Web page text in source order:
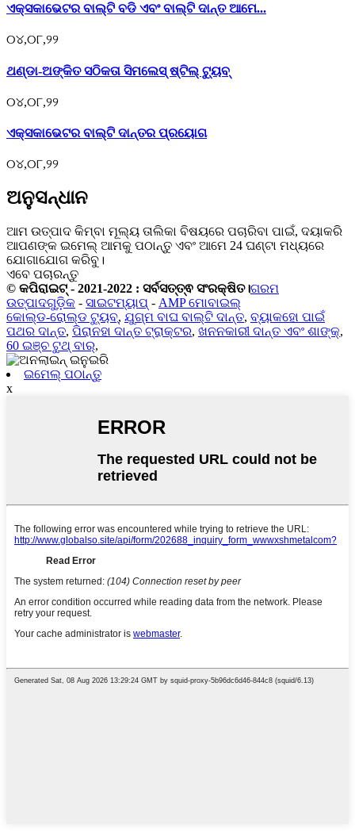
ଏକ୍ସକାଭେଟର ବାଲ୍ଟି ବଡି ଏବଂ ବାଲ୍ଟି ଦାନ୍ତ ଆମେ...
୦୪,୦୮,୨୨
ଥଣ୍ଡା-ଅଙ୍କିତ ସଠିକତା ସିମଲେସ୍ ଷ୍ଟିଲ୍ ଟ୍ୟୁବ୍
୦୪,୦୮,୨୨
ଏକ୍ସକାଭେଟର ବାଲ୍ଟି ଦାନ୍ତର ପ୍ରୟୋଗ
୦୪,୦୮,୨୨
ଅନୁସନ୍ଧାନ
ଆମ ଉତ୍ପାଦ କିମ୍ବା ମୂଲ୍ୟ ତାଲିକା ବିଷୟରେ ପଚାରିବା ପାଇଁ, ଦୟାକରି
ଆପଣଙ୍କ ଇମେଲ୍ ଆମକୁ ପଠାନ୍ତୁ ଏବଂ ଆମେ 24 ଘଣ୍ଟା ମଧ୍ୟରେ
ଯୋଗାଯୋଗ କରିବୁ।
ଏବେ ପଚାରନ୍ତୁ
© କପିରାଇଟ୍ - 2021-2022 : ସର୍ବସତ୍ତ୍ଵ ସଂରକ୍ଷିତ।ଗରମ
ଉତ୍ପାଦଗୁଡ଼ିକ - ସାଇଟମ୍ୟାପ୍ - AMP ମୋବାଇଲ୍
କୋଲ୍ଡ-ରୋଲ୍ଡ ଟ୍ୟୁବ୍, ଯୁଗ୍ମ ବାଘ ବାଲ୍ଟି ଦାନ୍ତ, ବ୍ୟାକହୋ ପାଇଁ
ପଥର ଦାନ୍ତ, ପିରାନହା ଦାନ୍ତ ଟ୍ରାକ୍ଟର, ଖନନକାରୀ ଦାନ୍ତ ଏବଂ ଶାଙ୍କ୍,
60 ଇଞ୍ଚ ଟୁଥ୍ ବାର୍,
ଇମେଲ୍ ପଠାନ୍ତୁ
x